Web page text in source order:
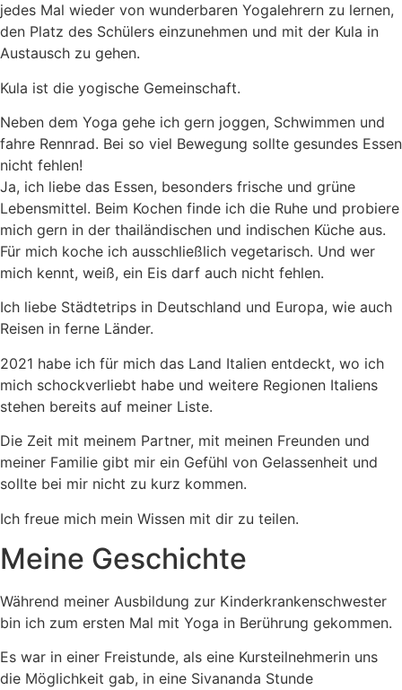
jedes Mal wieder von wunderbaren Yogalehrern zu lernen,
den Platz des Schülers einzunehmen und mit der Kula in
Austausch zu gehen.
Kula ist die yogische Gemeinschaft.
Neben dem Yoga gehe ich gern joggen, Schwimmen und
fahre Rennrad. Bei so viel Bewegung sollte gesundes Essen
nicht fehlen!
Ja, ich liebe das Essen, besonders frische und grüne
Lebensmittel. Beim Kochen finde ich die Ruhe und probiere
mich gern in der thailändischen und indischen Küche aus.
Für mich koche ich ausschließlich vegetarisch. Und wer
mich kennt, weiß, ein Eis darf auch nicht fehlen.
Ich liebe Städtetrips in Deutschland und Europa, wie auch
Reisen in ferne Länder.
2021 habe ich für mich das Land Italien entdeckt, wo ich
mich schockverliebt habe und weitere Regionen Italiens
stehen bereits auf meiner Liste.
Die Zeit mit meinem Partner, mit meinen Freunden und
meiner Familie gibt mir ein Gefühl von Gelassenheit und
sollte bei mir nicht zu kurz kommen.
Ich freue mich mein Wissen mit dir zu teilen.
Meine Geschichte
Während meiner Ausbildung zur Kinderkrankenschwester
bin ich zum ersten Mal mit Yoga in Berührung gekommen.
Es war in einer Freistunde, als eine Kursteilnehmerin uns
die Möglichkeit gab, in eine Sivananda Stunde